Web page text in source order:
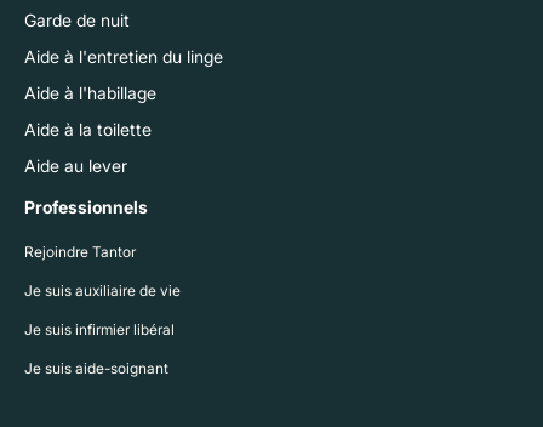
Garde de nuit
Aide à l'entretien du linge
Aide à l'habillage
Aide à la toilette
Aide au lever
Professionnels
Rejoindre Tantor
Je suis auxiliaire de vie
Je suis infirmier libéral
Je suis aide-soignant